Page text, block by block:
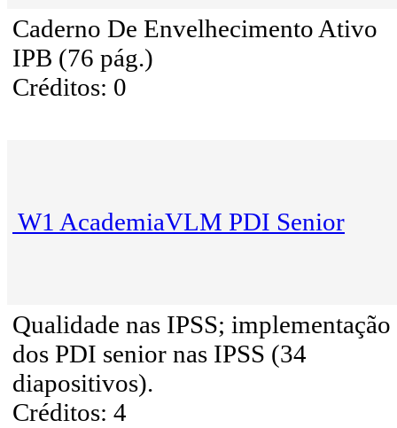
Caderno De Envelhecimento Ativo
IPB (76 pág.)
Créditos: 0
W1 AcademiaVLM PDI Senior
Qualidade nas IPSS; implementação
dos PDI senior nas IPSS (34
diapositivos).
Créditos: 4